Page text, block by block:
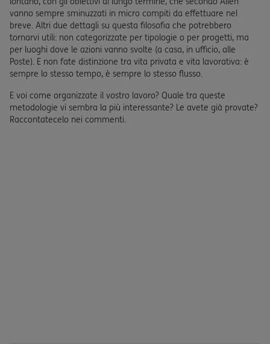
vanno sempre sminuzzati in micro compiti da effettuare nel
breve. Altri due dettagli su questa filosofia che potrebbero
tornarvi utili: non categorizzate per tipologie o per progetti, ma
per luoghi dove le azioni vanno svolte (a casa, in ufficio, alle
Poste). E non fate distinzione tra vita privata e vita lavorativa: è
sempre lo stesso tempo, è sempre lo stesso flusso.
E voi come organizzate il vostro lavoro? Quale tra queste
metodologie vi sembra la più interessante? Le avete già provate?
Raccontatecelo nei commenti.